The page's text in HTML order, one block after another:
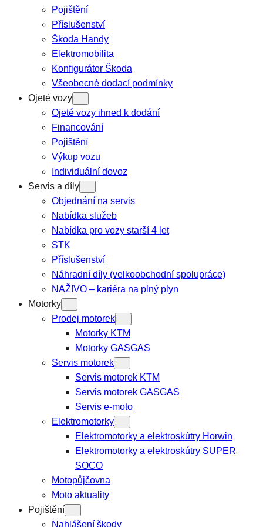
Pojištění
Příslušenství
Škoda Handy
Elektromobilita
Konfigurátor Škoda
Všeobecné dodací podmínky
Ojeté vozy
Ojeté vozy ihned k dodání
Financování
Pojištění
Výkup vozu
Individuální dovoz
Servis a díly
Objednání na servis
Nabídka služeb
Nabídka pro vozy starší 4 let
STK
Příslušenství
Náhradní díly (velkoobchodní spolupráce)
NAŽ!VO – kariéra na plný plyn
Motorky
Prodej motorek
Motorky KTM
Motorky GASGAS
Servis motorek
Servis motorek KTM
Servis motorek GASGAS
Servis e-moto
Elektromotorky
Elektromotorky a elektroskútry Horwin
Elektromotorky a elektroskútry SUPER
SOCO
Motopůjčovna
Moto aktuality
Pojištění
Nahlášení škody